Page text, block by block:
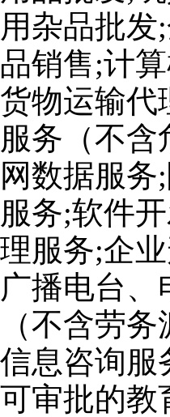
用杂品批
品销售;计
货物运输代
服务（不
网数据服
服务;软件
理服务;企
广播电台
（不含劳
信息咨询服
可审批的教